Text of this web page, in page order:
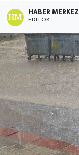
HABER MERKEZI
EDITÖR
Haber Arşivi